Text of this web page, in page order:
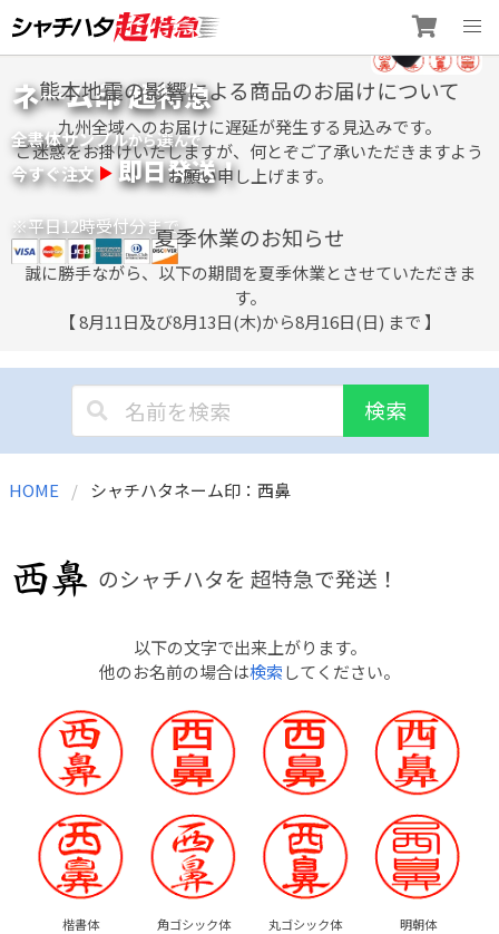
to
content
ネーム印 超特急
全書体サンプルから選んで
今すぐ注文 即日発送！
※平日12時受付分まで
熊本地震の影響による商品のお届けについて
九州全域へのお届けに遅延が発生する見込みです。
ご迷惑をお掛けいたしますが、何とぞご了承いただきますよう
お願い申し上げます。
夏季休業のお知らせ
誠に勝手ながら、以下の期間を夏季休業とさせていただきま
す。
【 8月11日及び8月13日(木)から8月16日(日) まで 】
検索
HOME シャチハタネーム印：西鼻
のシャチハタを 超特急で発送！
以下の文字で出来上がります。
他のお名前の場合は検索してください。
楷書体 角ゴシック体 丸ゴシック体 明朝体